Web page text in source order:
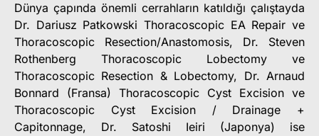
Dünya çapında önemli cerrahların katıldığı çalıştayda
Dr. Dariusz Patkowski Thoracoscopic EA Repair ve
Thoracoscopic Resection/Anastomosis, Dr. Steven
Rothenberg Thoracoscopic Lobectomy ve
Thoracoscopic Resection & Lobectomy, Dr. Arnaud
Bonnard (Fransa) Thoracoscopic Cyst Excision ve
Thoracoscopic Cyst Excision / Drainage +
Capitonnage, Dr. Satoshi Ieiri (Japonya) ise